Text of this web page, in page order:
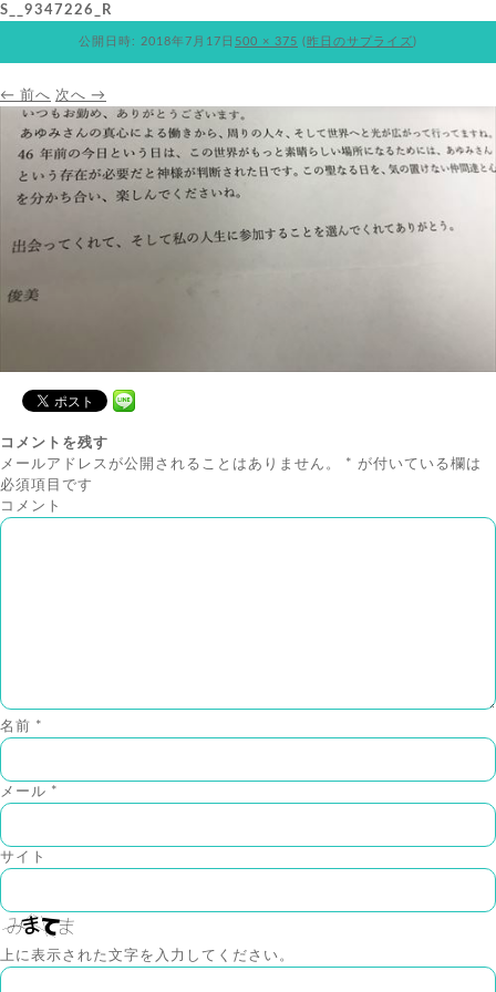
S__9347226_R
公開日時: 2018年7月17日 500 × 375 (昨日のサプライズ)
← 前へ 次へ →
コメントを残す
メールアドレスが公開されることはありません。
* が付いている欄は
必須項目です
コメント
名前 *
メール *
サイト
上に表示された文字を入力してください。